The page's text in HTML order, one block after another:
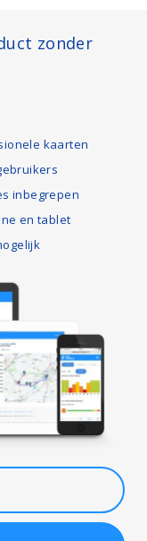
zonder
kaarten
inbegrepen
en tablet